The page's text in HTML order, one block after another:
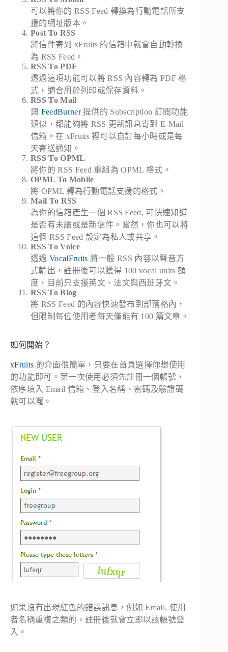
可以將你的 RSS Feed 轉換為行動電話所支
援的網址版本。
Post To RSS
將信件寄到 xFruits 的信箱中就會自動轉換
為 RSS Feed。
RSS To PDF
透過這項功能可以將 RSS 內容轉為 PDF 格
式 ，適合用於列印或保存資料。
RSS To Mail
與 FeedBurner提供的 Subscription 訂閱功能
類似，都能夠將 RSS 更新訊息寄到 E-Mail
信箱。在 xFruits 裡可以自訂每小時或是每
天寄送通知。
RSS To OPML
將你的 RSS Feed 重組為 OPML 格式。
OPML To Mobile
將 OPML 轉為行動電話支援的格式。
Mail To RSS
為你的信箱產生一個 RSS Feed, 可快速知道
是否有未讀或是新信件。當然，你也可以將
這個 RSS Feed 設定為私人或共享。
RSS To Voice
透過 VocalFruits 將一般 RSS 內容以聲音方
式輸出，註冊後可以獲得 100 vocal units 額
度，目前只支援英文、法文與西班牙文。
RSS To Blog
將 RSS Feed 的內容快速發布到部落格內，
但限制每位使用者每天僅能有 100 篇文章。
如何開始？
xFruits 的介面很簡單，只要在首頁選擇你想使用
的功能即可。第一次使用必須先註冊一個帳號，
依序填入 Email 信箱、登入名稱、密碼及驗證碼
就可以囉。
如果沒有出現紅色的錯誤訊息，例如 Email, 使用
者名稱重複之類的，註冊後就會立即以該帳號登
入。